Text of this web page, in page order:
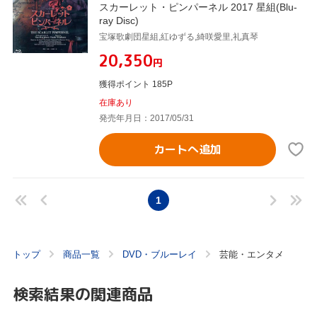
スカーレット・ピンパーネル 2017 星組(Blu-
ray Disc)
宝塚歌劇団星組,紅ゆずる,綺咲愛里,礼真琴
¥20,350円
獲得ポイント 185P
在庫あり
発売年月日：2017/05/31
カートへ追加
1
トップ 商品一覧 DVD・ブルーレイ 芸能・エンタメ
検索結果の関連商品